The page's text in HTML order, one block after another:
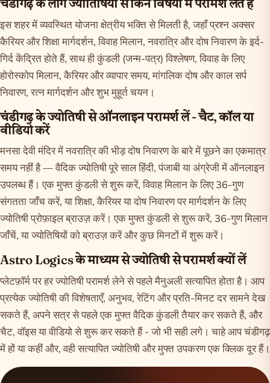
चंडीगढ़ के लोग ज्योतिषियों से किन विषयों में परामर्श लेते हैं
इस शहर में व्यवस्थित योजना क्षेत्रीय भक्ति से मिलती है, जहाँ प्रश्न अक्सर
कैरियर और शिक्षा मार्गदर्शन, विवाह मिलान, नवरात्रि और दोष निवारण के इर्द-
गिर्द केंद्रित होते हैं, साथ ही कुंडली (जन्म-पत्र) विश्लेषण, विवाह के लिए
होरोस्कोप मिलान, कैरियर और व्यापार समय, मांगलिक दोष और काल सर्प
निवारण, रत्न मार्गदर्शन और शुभ मुहूर्त चयन।
चंडीगढ़ के ज्योतिषी से ऑनलाइन परामर्श लें - चैट, कॉल या
वीडियो करें
मनसा देवी मंदिर में नवरात्रि की भीड़ दोष निवारण के बारे में पूछने का एकमात्र
समय नहीं है — वैदिक ज्योतिषी पूरे साल हिंदी, पंजाबी या अंग्रेजी में ऑनलाइन
उपलब्ध हैं। एक मुफ्त कुंडली से शुरू करें, विवाह मिलान के लिए 36-गुण
संगतता जाँच करें, या शिक्षा, कैरियर या दोष निवारण पर मार्गदर्शन के लिए
ज्योतिषी प्रोफ़ाइल ब्राउज़ करें। एक मुफ्तकुंडलीसे शुरू करें, 36-गुण मिलान
जाँचें, याज्योतिषियों को ब्राउज़ करेंऔर कुछ मिनटों में शुरू करें।
Astro Logics के माध्यम से ज्योतिषी से परामर्श क्यों लें
प्लेटफ़ॉर्म पर हर ज्योतिषी परामर्श लेने से पहले मैनुअली सत्यापित होता है। आप
प्रत्येक ज्योतिषी की विशेषताएँ, अनुभव, रेटिंग और प्रति-मिनट दर सामने देख
सकते हैं, अपने सत्र से पहले एक मुफ्त वैदिक कुंडली तैयार कर सकते हैं, और
चैट, वॉइस या वीडियो से शुरू कर सकते हैं - जो भी सही लगे। चाहे आप चंडीगढ़
में हों या कहीं और, वही सत्यापित ज्योतिषी और मुफ्त उपकरण एक क्लिक दूर हैं।